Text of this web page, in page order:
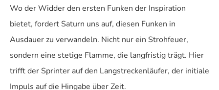
Wo der Widder den ersten Funken der Inspiration
bietet, fordert Saturn uns auf, diesen Funken in
Ausdauer zu verwandeln. Nicht nur ein Strohfeuer,
sondern eine stetige Flamme, die langfristig trägt. Hier
trifft der Sprinter auf den Langstreckenläufer, der initiale
Impuls auf die Hingabe über Zeit.